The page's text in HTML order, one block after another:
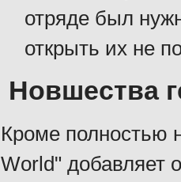
отряде был
открыть их не
Новшества
Кроме полностью
World" добавляет